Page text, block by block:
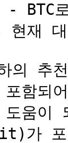
BTC
재 대
의 추
포함되
도움
가 포